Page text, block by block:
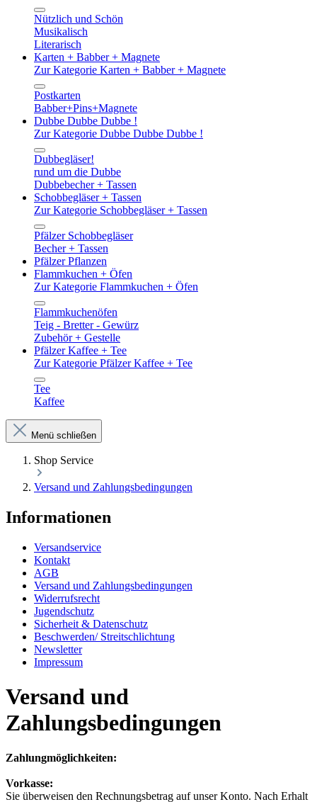
Nützlich und Schön
Musikalisch
Literarisch
Karten + Babber + Magnete
Zur Kategorie Karten + Babber + Magnete
Postkarten
Babber+Pins+Magnete
Dubbe Dubbe Dubbe !
Zur Kategorie Dubbe Dubbe Dubbe !
Dubbegläser!
rund um die Dubbe
Dubbebecher + Tassen
Schobbegläser + Tassen
Zur Kategorie Schobbegläser + Tassen
Pfälzer Schobbegläser
Becher + Tassen
Pfälzer Pflanzen
Flammkuchen + Öfen
Zur Kategorie Flammkuchen + Öfen
Flammkuchenöfen
Teig - Bretter - Gewürz
Zubehör + Gestelle
Pfälzer Kaffee + Tee
Zur Kategorie Pfälzer Kaffee + Tee
Tee
Kaffee
Menü schließen
Shop Service
Versand und Zahlungsbedingungen
Informationen
Versandservice
Kontakt
AGB
Versand und Zahlungsbedingungen
Widerrufsrecht
Jugendschutz
Sicherheit & Datenschutz
Beschwerden/ Streitschlichtung
Newsletter
Impressum
Versand und
Zahlungsbedingungen
Zahlungmöglichkeiten:
Vorkasse:
Sie überweisen den Rechnungsbetrag auf unser Konto. Nach Erhalt